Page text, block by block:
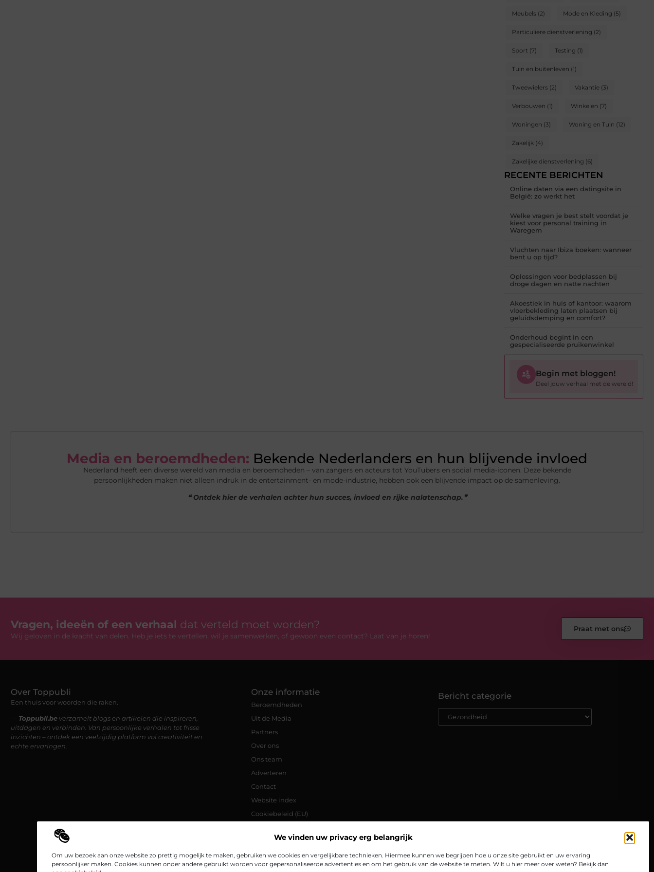
We vinden uw privacy erg belangrijk
Om uw bezoek aan onze website zo prettig mogelijk te maken, gebruiken we cookies en vergelijkbare technieken. Hiermee kunnen we begrijpen hoe u onze site gebruikt en uw ervaring
persoonlijker maken. Cookies kunnen onder andere gebruikt worden voor gepersonaliseerde advertenties en om het gebruik van de website te meten. Wilt u hier meer over weten? Bekijk dan
Meubels (2) Mode en Kleding (5)
Particuliere dienstverlening (2)
Sport (7) Testing (1)
Tuin en buitenleven (1)
Tweewielers (2) Vakantie (3)
Verbouwen (1) Winkelen (7)
Woningen (3) Woning en Tuin (12)
Zakelijk (4)
Zakelijke dienstverlening (6)
RECENTE BERICHTEN
Online daten via een datingsite in
België: zo werkt het
Welke vragen je best stelt voordat je
kiest voor personal training in
Waregem
Vluchten naar Ibiza boeken: wanneer
bent u op tijd?
Oplossingen voor bedplassen bij
droge dagen en natte nachten
Akoestiek in huis of kantoor: waarom
vloerbekleding laten plaatsen bij
geluidsdemping en comfort?
Onderhoud begint in een
gespecialiseerde pruikenwinkel
Begin met bloggen!
Deel jouw verhaal met de wereld!
Media en beroemdheden: Bekende Nederlanders en hun blijvende invloed
Nederland heeft een diverse wereld van media en beroemdheden – van zangers en acteurs tot YouTubers en social media-iconen. Deze bekende
persoonlijkheden maken niet alleen indruk in de entertainment- en mode-industrie, hebben ook een blijvende impact op de samenleving.
❝ Ontdek hier de verhalen achter hun succes, invloed en rijke nalatenschap.❞
Vragen, ideeën of een verhaal dat verteld moet worden?
Wij geloven in de kracht van delen. Heb je iets te vertellen, wil je samenwerken, of gewoon even contact? Laat van je horen!
Praat met ons
Over Toppubli
Een thuis voor woorden die raken.
— Toppubli.be verzamelt blogs en artikelen die inspireren,
uitdagen en verbinden. Van persoonlijke verhalen tot frisse
inzichten – ontdek een veelzijdig platform vol creativiteit en
echte ervaringen.
Onze informatie
Beroemdheden
Uit de Media
Partners
Over ons
Ons team
Adverteren
Contact
Website index
Cookiebeleid (EU)
betere online vindbaarheid
praktische tips en strategieën
Bericht categorie